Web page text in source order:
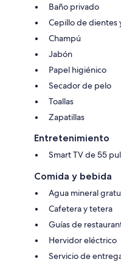
Baño privado
Cepillo de dientes
Champú
Jabón
Papel higiénico
Secador de pelo
Toallas
Zapatillas
Entretenimiento
Smart TV de 55
Comida y bebida
Agua mineral
Cafetera y tetera
Guías de
Hervidor eléctrico
Servicio de